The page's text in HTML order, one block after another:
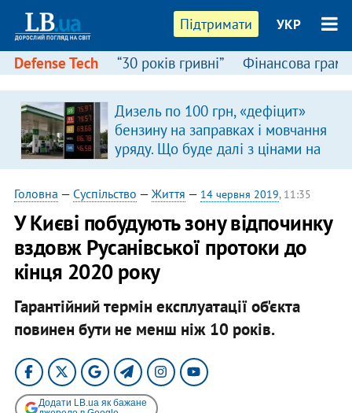
Підтримати УКР
Defense Tech “30 років гривні” Фінансова
Дизель по 100 грн, «дефіцит»
бензину на заправках і мовчання
уряду. Що буде далі з цінами на
пальне?
Головна — Суспільство — Життя — 14 червня 2019, 11:35
У Києві побудують зону відпочинку
вздовж Русанівської протоки до
кінця 2020 року
Гарантійний термін експлуатації об'єкта
повинен бути не менш ніж 10 років.
Додати LB.ua як бажане